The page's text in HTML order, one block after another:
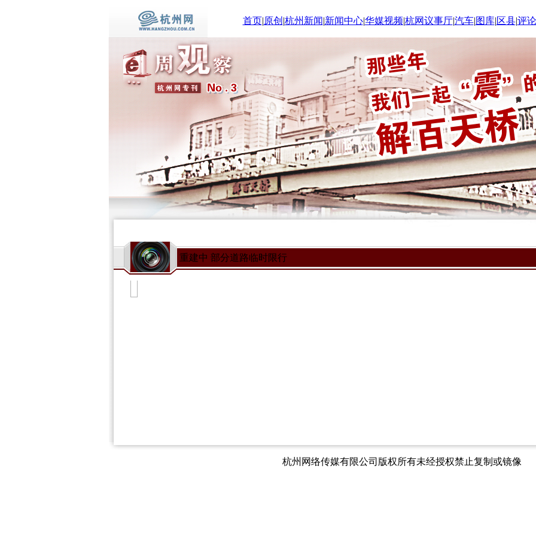
首页|原创 |杭州新闻|新闻中心|华媒视频|杭网议事厅|汽车|图库|区县|评论
重建中 部分道路临时限行
杭州网络传媒有限公司版权所有未经授权禁止复制或镜像